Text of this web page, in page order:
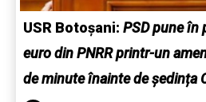
USR Botoșani: PSD pune în
euro din PNRR printr-un
de minute înainte de ședința